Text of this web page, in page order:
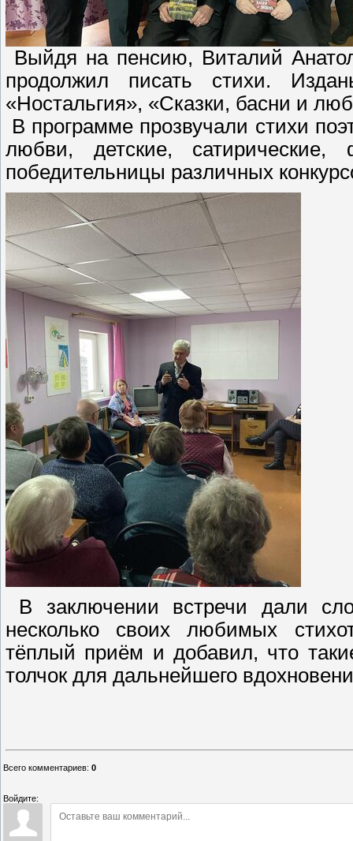
Выйдя на пенсию, Виталий
продолжил писать стихи.
«Ностальгия», «Сказки, басни и
В программе прозвучали стихи
любви, детские,
победительницы различных
В заключении встречи дали
несколько своих любимых
тёплый приём и добавил, что
толчок для дальнейшего
Всего комментариев: 0
Войдите: